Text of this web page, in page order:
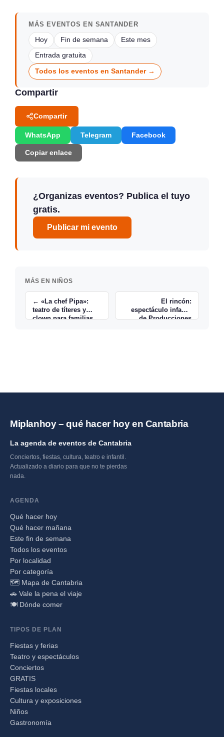
MÁS EVENTOS EN SANTANDER
Hoy Fin de semana Este mes
Entrada gratuita
Todos los eventos en Santander →
Compartir
Compartir
WhatsApp Telegram Facebook
Copiar enlace
¿Organizas eventos? Publica el tuyo
gratis.
Publicar mi evento
MÁS EN NIÑOS
← «La chef Pipa»:
teatro de títeres y
clown para familias
El rincón:
espectáculo infantil
de Producciones
Miplanhoy – qué hacer hoy en Cantabria
La agenda de eventos de Cantabria
Conciertos, fiestas, cultura, teatro e infantil.
Actualizado a diario para que no te pierdas
nada.
AGENDA
Qué hacer hoy
Qué hacer mañana
Este fin de semana
Todos los eventos
Por localidad
Por categoría
🗺️ Mapa de Cantabria
🚗 Vale la pena el viaje
🍽️ Dónde comer
TIPOS DE PLAN
Fiestas y ferias
Teatro y espectáculos
Conciertos
GRATIS
Fiestas locales
Cultura y exposiciones
Niños
Gastronomía